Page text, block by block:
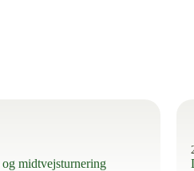
midtvejsturnering